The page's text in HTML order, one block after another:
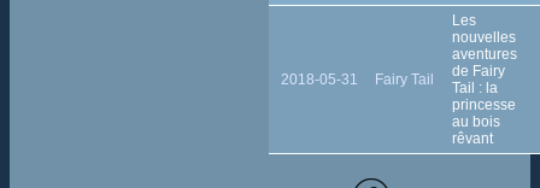
2018-05-31 Fairy Tail
Les
nouvelles
aventures
de Fairy
Tail : la
princesse
au bois
rêvant